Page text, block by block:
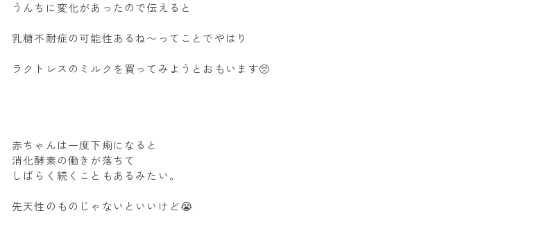
うんちに変化があったので伝えると
乳糖不耐症の可能性あるね〜ってことでやはり
ラクトレスのミルクを買ってみようとおもいます🥺
赤ちゃんは一度下痢になると
消化酵素の働きが落ちて
しばらく続くこともあるみたい。
先天性のものじゃないといいけど😭